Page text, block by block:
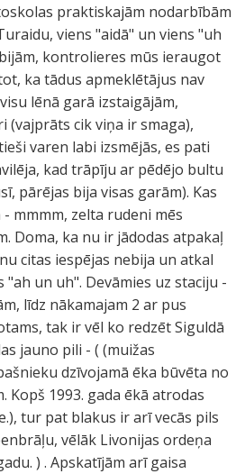
praktiskajām nodarbībām
viens "aidā" un viens "uh
kontrolieres mūs ieraugot
ka tādus apmeklētājus nav
lēnā garā izstaigājām,
(vajprāts cik viņa ir smaga),
varen labi izsmējās, es pati
kad trāpīju ar pēdējo bultu
pārējas bija visas garām). Kas
mmmm, zelta rudeni mēs
Doma, ka nu ir jādodas atpakaļ
citas iespējas nebija un atkal
"ah un uh". Devāmies uz staciju -
līdz nākamajam 2 ar pus
tak ir vēl ko redzēt Siguldā
jauno pili - ( (muižas
dzīvojamā ēka būvēta no
Kopš 1993. gada ēkā atrodas
tur pat blakus ir arī vecās pils
vēlāk Livonijas ordeņa
) . Apskatījām arī gaisa